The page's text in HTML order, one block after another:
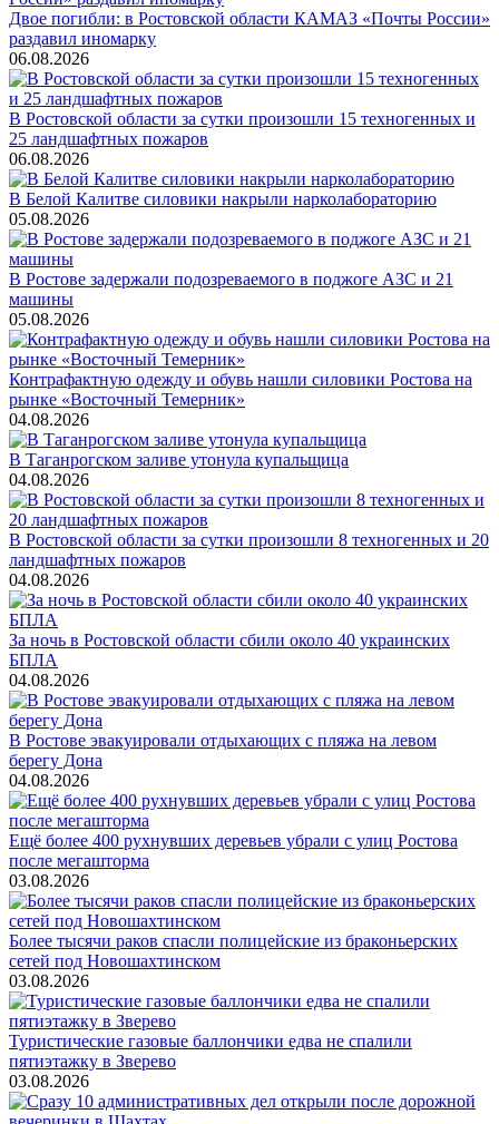
Двое погибли: в Ростовской области КАМАЗ «Почты России»
раздавил иномарку
06.08.2026
В Ростовской области за сутки произошли 15 техногенных и
25 ландшафтных пожаров
06.08.2026
В Белой Калитве силовики накрыли нарколабораторию
05.08.2026
В Ростове задержали подозреваемого в поджоге АЗС и 21
машины
05.08.2026
Контрафактную одежду и обувь нашли силовики Ростова на
рынке «Восточный Темерник»
04.08.2026
В Таганрогском заливе утонула купальщица
04.08.2026
В Ростовской области за сутки произошли 8 техногенных и 20
ландшафтных пожаров
04.08.2026
За ночь в Ростовской области сбили около 40 украинских
БПЛА
04.08.2026
В Ростове эвакуировали отдыхающих с пляжа на левом
берегу Дона
04.08.2026
Ещё более 400 рухнувших деревьев убрали с улиц Ростова
после мегашторма
03.08.2026
Более тысячи раков спасли полицейские из браконьерских
сетей под Новошахтинском
03.08.2026
Туристические газовые баллончики едва не спалили
пятиэтажку в Зверево
03.08.2026